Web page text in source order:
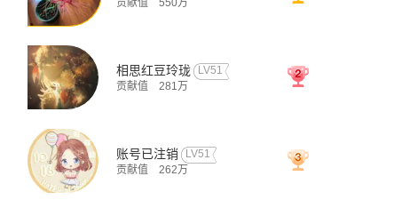
贡献值
550万
相思红豆玲珑
LV51
贡献值
281万
账号已注销
LV51
贡献值
262万